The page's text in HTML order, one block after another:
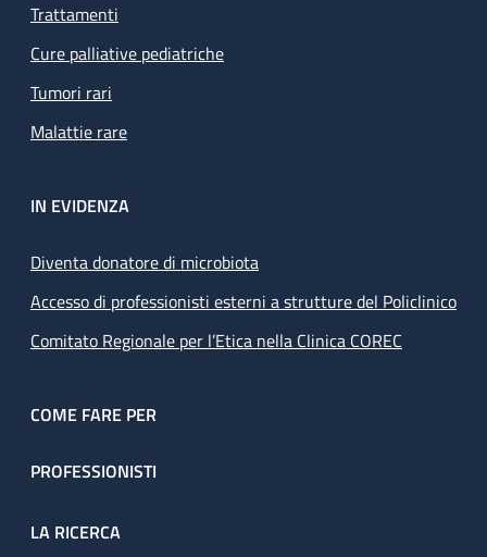
Trattamenti
Cure palliative pediatriche
Tumori rari
Malattie rare
IN EVIDENZA
Diventa donatore di microbiota
Accesso di professionisti esterni a strutture del Policlinico
Comitato Regionale per l’Etica nella Clinica COREC
COME FARE PER
PROFESSIONISTI
LA RICERCA